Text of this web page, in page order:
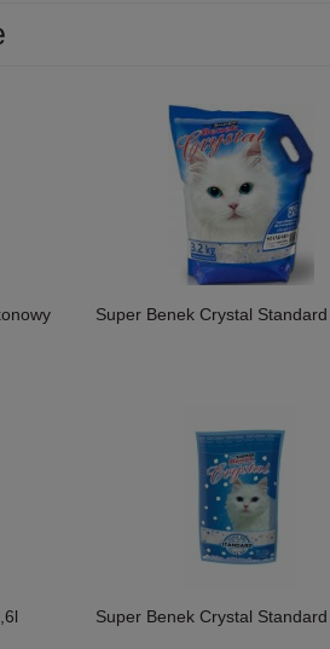
Super Benek Crystal
Super Benek Crystal